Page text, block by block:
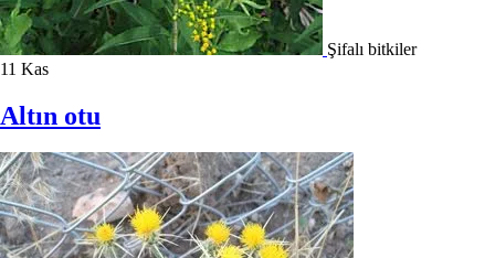
Şifalı bitkiler
11 Kas
Altın otu